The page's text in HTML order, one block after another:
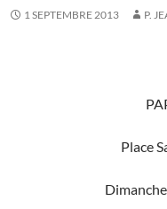
1 SEPTEMBRE 2013 P.
Place